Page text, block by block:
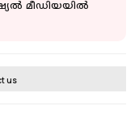
മീഡിയയിൽ
us